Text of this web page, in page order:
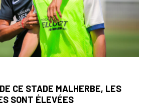
CE STADE MALHERBE, LES
SONT ÉLEVÉES